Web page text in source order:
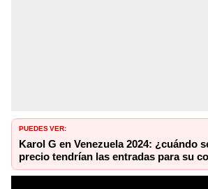
PUEDES VER:
Karol G en Venezuela 2024: ¿cuándo
precio tendrían las entradas para su